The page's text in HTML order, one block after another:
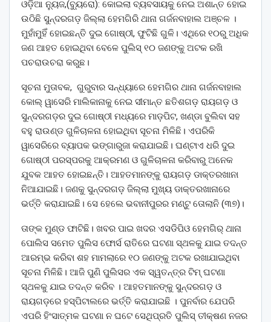
ଓଡ଼ିଆ ନ୍ୟୁଜ,(ବ୍ୟୁରୋ): କୋଇଲା ବ୍ୟବସାୟକୁ ନେଇ ଅଶାନ୍ତ ହୋଇ
ଉଠିଛି ସୁନ୍ଦରଗଡ଼ ଜିଲ୍ଲା ହେମଗିରି ଥାନା ଗର୍ଜନବାହାଲ ଅଞ୍ଚଳ ।
ମୁହାଁମୁହିଁ ହୋଇଛନ୍ତି ଦୁଇ ଗୋଷ୍ଠୀ, ଫୁଟିଛି ଗୁଳି। ଏଥିରେ ୧୦ରୁ ଅଧିକ
ଜଣ ଆହତ ହୋଇଥିବା ବେଳେ ପୁଲିସ୍‌ ୧୦ ଜଣଙ୍କୁ ଅଟକ ରଖି
ପଚରାଉଚରା କରୁଛ।
ସୂଚନା ମୁତାବକ, ଗୁରୁବାର ସନ୍ଧ୍ୟାରେ ହେମଗିର ଥାନା ଗର୍ଜନବାହାଲ
କୋଲ୍‌ ୱାସେରି ମାଲିକାନାକୁ ନେଇ ସୀମାନ୍ତ ଛତିଶଗଡ଼ ରାୟଗଡ଼ ଓ
ସୁନ୍ଦରଗଡ଼ର ଦୁଇ ଗୋଷ୍ଠୀ ମଧ୍ୟରେ ମାଡ଼ପିଟ, ଖଣ୍ଡା ବୁଲିବା ସହ
ବହୁ ରାଉଣ୍ଡ ଗୁଳିଚାଳନା ହୋଇଥିବା ସୂଚନା ମିଳିଛି। ଏପରିକି
ୱାସେରିରେ ବ୍ୟାପକ ଭଙ୍ଗାରୁଜା କରାଯାଇଛି। ଘଣ୍ଟାଏ ଧରି ଦୁଇ
ଗୋଷ୍ଠୀ ପରସ୍ପରକୁ ଆକ୍ରମଣ ଓ ଗୁଳିଚାଳନା କରିବାରୁ ଅନେକ
ଯୁବକ ଆହତ ହୋଇଛନ୍ତି। ଆହତମାନଙ୍କୁ ରାୟଗଡ଼ ଡାକ୍ତରଖାନ‌ା
ନିଆଯାଇଛି। ଜଣକୁ ସୁନ୍ଦରଗଡ଼ ଜିଲ୍ଲା ମୁଖ୍ୟ ଡାକ୍ତରଖାନା‌ରେ
ଭର୍ତ୍ତି କରାଯାଇଛି। ସେ ‌ହେଲେ ଭବାନୀପୁରର ମଣ୍ଟୁ ତୋଲାନି (୩୭)।
ତାଙ୍କ ମୁଣ୍ଡ ଫାଟିଛି। ଖବର ପାଇ ଖଦର ଏସଡିପିଓ ହେମଗିର୍ ଥାନା
ପୋଲିସ ସମେତ ପୁଲିସ ଫୋର୍ସ ରାତିରେ ଘଟଣା ସ୍ଥଳକୁ ଯାଇ ତଦନ୍ତ
ଆରମ୍ଭ କରିବା ଶହ ମାମଲାରେ ୧୦ ଜଣଙ୍କୁ ଅଟକ ରଖାଯାଇଥିବା
ସୂଚନା ମିଳିଛି। ଆଜି ପୁଣି ପୁଲିସର ଏକ ସ୍ୱତନ୍ତ୍ର ଟିମ୍ ଘଟଣା
ସ୍ଥଳକୁ ଯାଇ ତଦନ୍ତ କରିବ । ଆହତମାନଙ୍କୁ ସୁନ୍ଦରଗଡ଼ ଓ
ରାୟଗଡ଼ରେ ହସ୍ପିଟାଲରେ ଭର୍ତ୍ତି କରାଯାଇଛି । ପୁନର୍ବାର ଯେପରି
ଏପରି ହିଂସାତ୍ମକ ଘଟଣା ନ ଘଟେ ସେଥିପ୍ରତି ପୁଲିସ୍‌ ତୀକ୍ଷଣ ନଜର